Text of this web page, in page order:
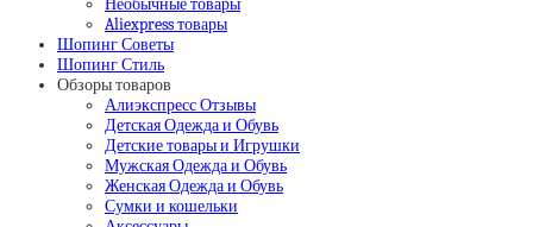
Aliexpress товары
Шопинг Советы
Шопинг Стиль
Обзоры товаров
Алиэкспресс Отзывы
Детская Одежда и Обувь
Детские товары и Игрушки
Мужская Одежда и Обувь
Женская Одежда и Обувь
Сумки и кошельки